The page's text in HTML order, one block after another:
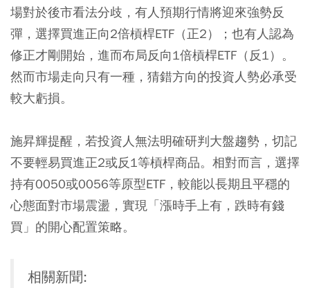
場對於後市看法分歧，有人預期行情將迎來強勢反
彈，選擇買進正向2倍槓桿ETF（正2）；也有人認為
修正才剛開始，進而布局反向1倍槓桿ETF（反1）。
然而市場走向只有一種，猜錯方向的投資人勢必承受
較大虧損。
施昇輝提醒，若投資人無法明確研判大盤趨勢，切記
不要輕易買進正2或反1等槓桿商品。相對而言，選擇
持有0050或0056等原型ETF，較能以長期且平穩的
心態面對市場震盪，實現 「漲時手上有，跌時有錢
買」 的開心配置策略。
相關新聞: